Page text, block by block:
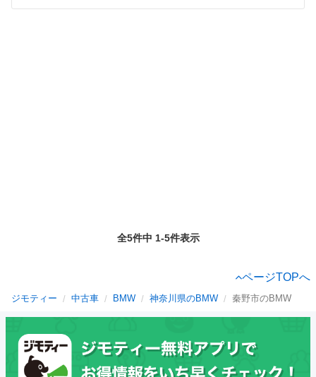
全5件中 1-5件表示
ページTOPへ
ジモティー 中古車 BMW 神奈川県のBMW 秦野市のBMW